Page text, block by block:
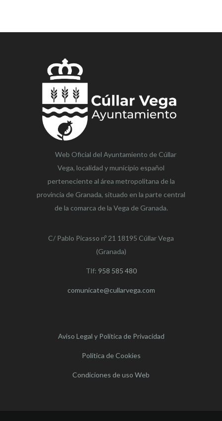
Web Oficial del Ayuntamiento de Cúllar
Vega, localidad y municipio español
perteneciente al área metropolitana de la
provincia de Granada, situado en la parte central
de la comarca de la Vega de Granada.
C/ Pablo Picasso nº 21 18195 Cúllar Vega
(Granada)
Tlf: 958 585 480
comunicate@cullarvega.com
Aviso Legal y Política de Privacidad
Política de Cookies
Condiciones de uso Web